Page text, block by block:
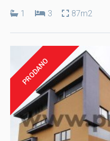
1 3 87m2
PRODANO